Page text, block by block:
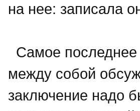
на нее: записала
Самое
между собой
заключение надо